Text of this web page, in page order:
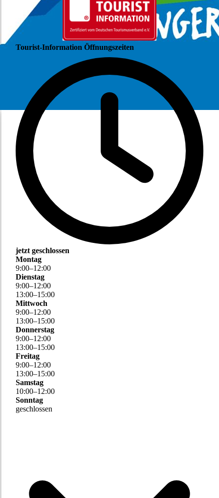
Tourist-Information Öffnungszeiten
jetzt geschlossen
Montag
9:00–12:00
Dienstag
9:00–12:00
13:00–15:00
Mittwoch
9:00–12:00
13:00–15:00
Donnerstag
9:00–12:00
13:00–15:00
Freitag
9:00–12:00
13:00–15:00
Samstag
10:00–12:00
Sonntag
geschlossen